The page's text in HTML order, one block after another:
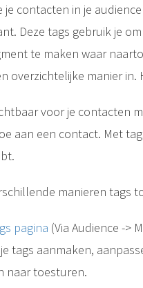
je contacten in je
Deze tags gebruik je
te maken waar
overzichtelijke manier
voor je contacten
aan een contact. Met
manieren tags
pagina (Via Audience ->
tags aanmaken,
naar toesturen.